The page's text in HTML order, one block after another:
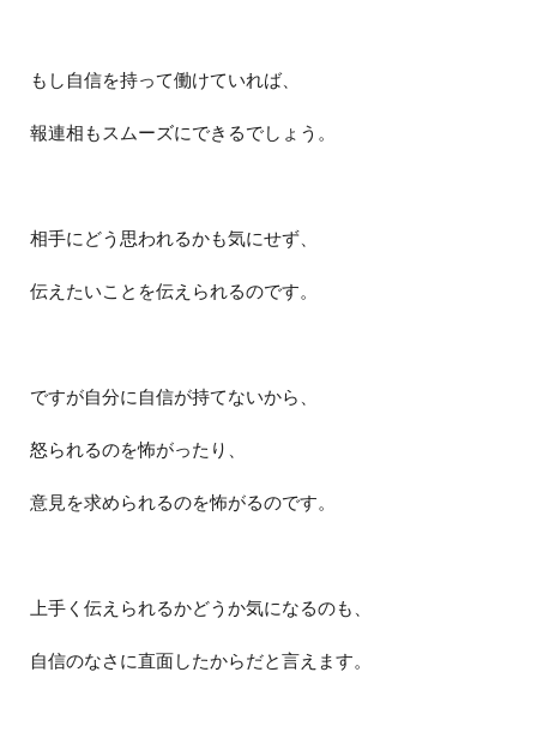
もし自信を持って働けていれば、
報連相もスムーズにできるでしょう。
相手にどう思われるかも気にせず、
伝えたいことを伝えられるのです。
ですが自分に自信が持てないから、
怒られるのを怖がったり、
意見を求められるのを怖がるのです。
上手く伝えられるかどうか気になるのも、
自信のなさに直面したからだと言えます。